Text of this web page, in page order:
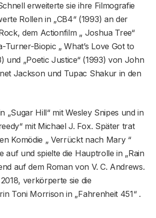
erweiterte sie ihre Filmografie
Rollen in „CB4“ (1993) an der
dem Actionfilm „ Joshua Tree“
Turner-Biopic „ What’s Love Got to
und „Poetic Justice“ (1993) von John
Jackson und Tupac Shakur in den
„Sugar Hill“ mit Wesley Snipes und in
mit Michael J. Fox. Später trat
Komödie „ Verrückt nach Mary “
auf und spielte die Hauptrolle in „Rain
auf dem Roman von V. C. Andrews.
verkörperte sie die
Toni Morrison in „Fahrenheit 451“ .